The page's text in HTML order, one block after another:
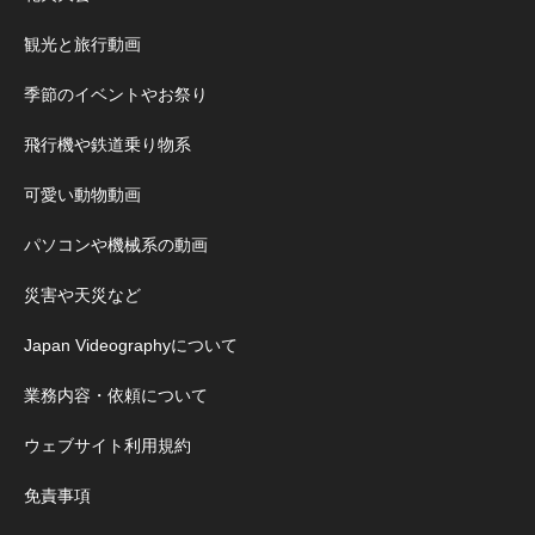
観光と旅行動画
季節のイベントやお祭り
飛行機や鉄道乗り物系
可愛い動物動画
パソコンや機械系の動画
災害や天災など
Japan Videographyについて
業務内容・依頼について
ウェブサイト利用規約
免責事項